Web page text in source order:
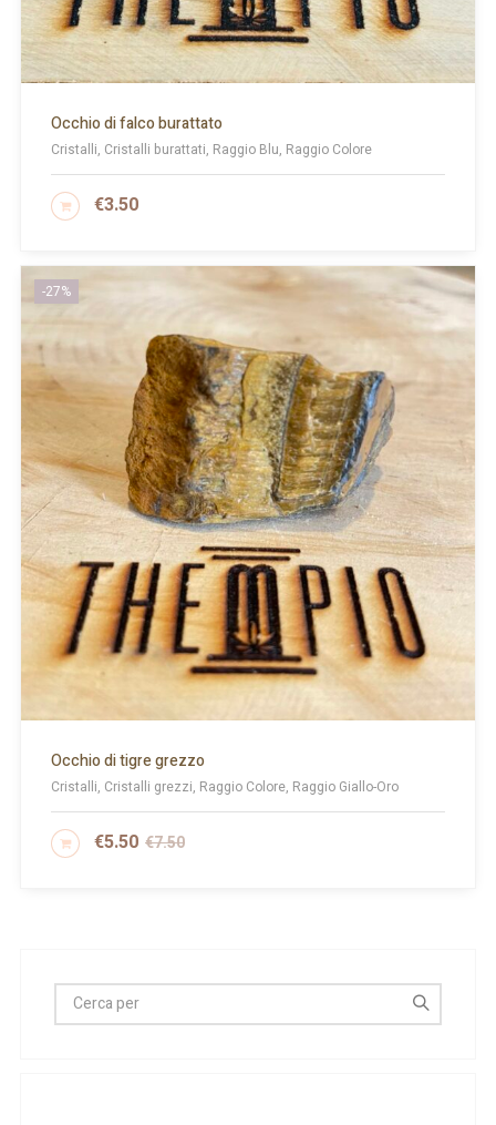
Occhio di falco burattato
Cristalli, Cristalli burattati, Raggio Blu, Raggio Colore
€3.50
AGGIUNGI AL CARRELLO
-27%
Occhio di tigre grezzo
Cristalli, Cristalli grezzi, Raggio Colore, Raggio Giallo-Oro
€7.50
€5.50
AGGIUNGI AL CARRELLO